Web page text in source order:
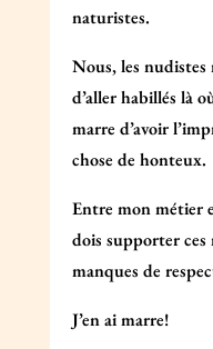
naturistes.
Nous, les nudistes
d’aller habillés là
marre d’avoir
chose de honteux.
Entre mon métier
dois supporter ces
manques de
J’en ai marre!